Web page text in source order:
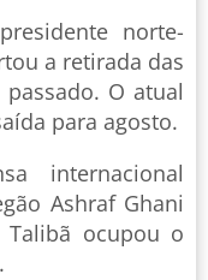
norte-
a retirada das
O atual
para agosto.
internacional
Ashraf Ghani
ocupou o